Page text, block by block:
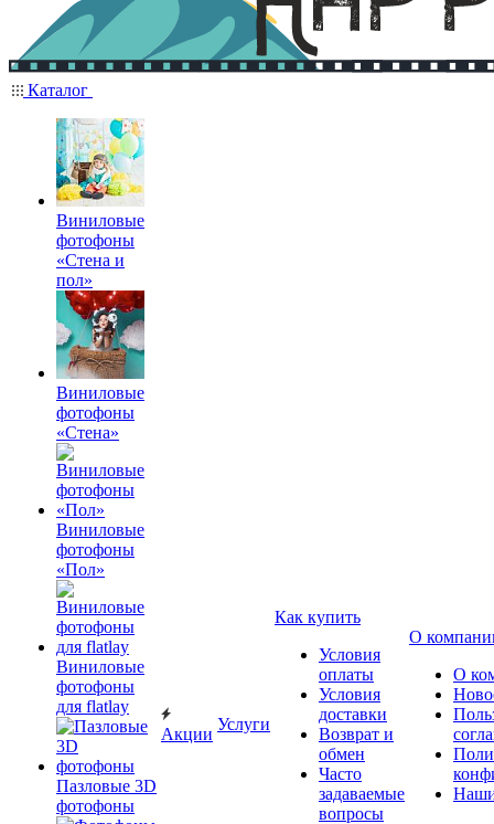
Каталог
Виниловые
фотофоны
«Стена и
пол»
Виниловые
фотофоны
«Стена»
Виниловые
фотофоны
«Пол»
Виниловые
фотофоны
для flatlay
Пазловые 3D
фотофоны
Акции
Услуги
Как купить
Условия
оплаты
Условия
доставки
Возврат и
обмен
Часто
задаваемые
вопросы
О
О